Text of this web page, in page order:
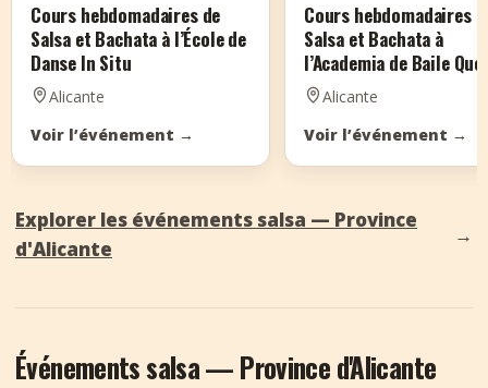
Cours hebdomadaires de
Salsa et Bachata à l’École de
Danse In Situ
Alicante
Voir l’événement →
Cours hebdomadaires
Salsa et Bachata à
l’Academia de Baile Qué
Mueve Dance
Alicante
Voir l’événement →
Explorer les événements salsa — Province
d'Alicante
→
Événements salsa — Province d'Alicante